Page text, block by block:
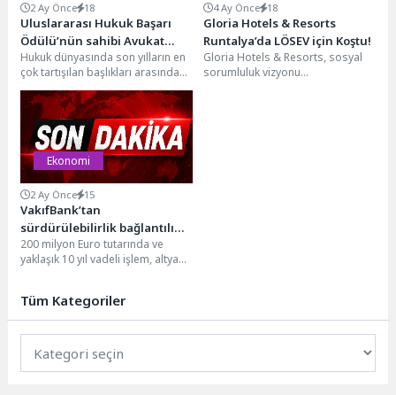
2 Ay Önce 18
Uluslararası Hukuk Başarı
Ödülü’nün sahibi Avukat
Yusuf Dere: Adaletin gücü,
hukukun kurallarına
sadakatle ölçülür
Hukuk dünyasında son yılların en
çok tartışılan başlıkları arasında
yer alan 12. Yargı Paketi, yeni...
4 Ay Önce 18
Gloria Hotels & Resorts
Runtalya’da LÖSEV için Koştu!
Gloria Hotels & Resorts, sosyal
sorumluluk vizyonu
Ekonomi
2 Ay Önce 15
VakıfBank’tan
sürdürülebilirlik bağlantılı
faiz swap işlemi
200 milyon Euro tutarında ve
yaklaşık 10 yıl vadeli işlem, altyapı
Tüm Kategoriler